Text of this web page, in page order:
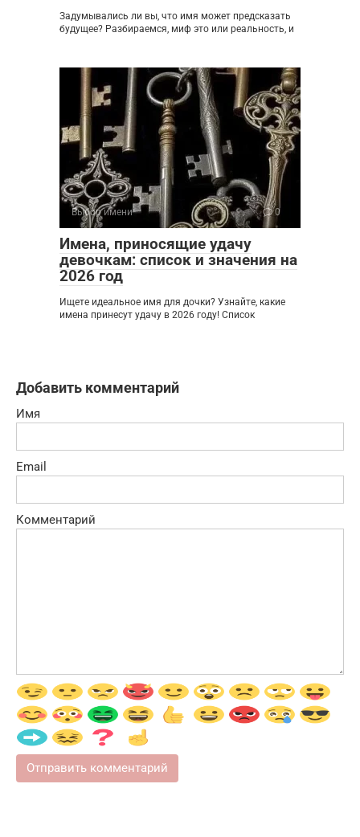
Задумывались ли вы, что имя может предсказать
будущее? Разбираемся, миф это или реальность, и
Выбор имени 0
Имена, приносящие удачу
девочкам: список и значения на
2026 год
Ищете идеальное имя для дочки? Узнайте, какие
имена принесут удачу в 2026 году! Список
Добавить комментарий
Имя
Email
Комментарий